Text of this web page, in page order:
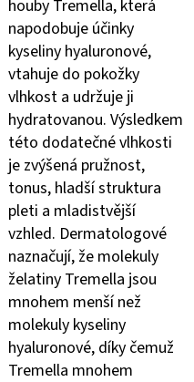
houby Tremella, která
napodobuje účinky
kyseliny hyaluronové,
vtahuje do pokožky
vlhkost a udržuje ji
hydratovanou. Výsledkem
této dodatečné vlhkosti
je zvýšená pružnost,
tonus, hladší struktura
pleti a mladistvější
vzhled. Dermatologové
naznačují, že molekuly
želatiny Tremella jsou
mnohem menší než
molekuly kyseliny
hyaluronové, díky čemuž
Tremella mnohem